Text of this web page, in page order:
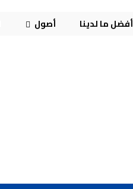
أفضل ما لدينا أصول